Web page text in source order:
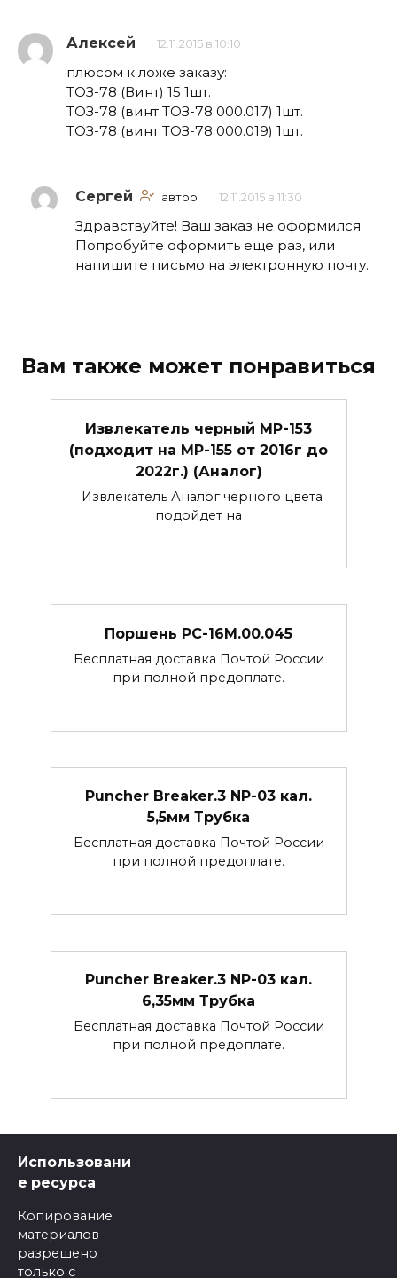
Алексей 12.11.2015 в 10:10
плюсом к ложе заказу:
ТОЗ-78 (Винт) 15 1шт.
ТОЗ-78 (винт ТОЗ-78 000.017) 1шт.
ТОЗ-78 (винт ТОЗ-78 000.019) 1шт.
Сергей автор 12.11.2015 в 11:30
Здравствуйте! Ваш заказ не оформился.
Попробуйте оформить еще раз, или
напишите письмо на электронную почту.
Вам также может понравиться
Извлекатель черный МР-153
(подходит на МР-155 от 2016г до
2022г.) (Аналог)
Извлекатель Аналог черного цвета
подойдет на
Поршень РС-16М.00.045
Бесплатная доставка Почтой России
при полной предоплате.
Puncher Breaker.3 NP-03 кал.
5,5мм Трубка
Бесплатная доставка Почтой России
при полной предоплате.
Puncher Breaker.3 NP-03 кал.
6,35мм Трубка
Бесплатная доставка Почтой России
при полной предоплате.
Использовани
е ресурса
Копирование
материалов
разрешено
только с